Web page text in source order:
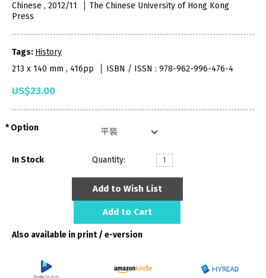
Chinese , 2012/11
The Chinese University of Hong Kong
Press
Tags: History
213 x 140 mm , 416pp
ISBN / ISSN : 978-962-996-476-4
US$23.00
Option
In Stock Quantity:
Add to Wish List
Add to Cart
Also available in print / e-version